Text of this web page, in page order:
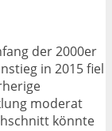
der 2000er
in 2015 fiel
moderat
könnte